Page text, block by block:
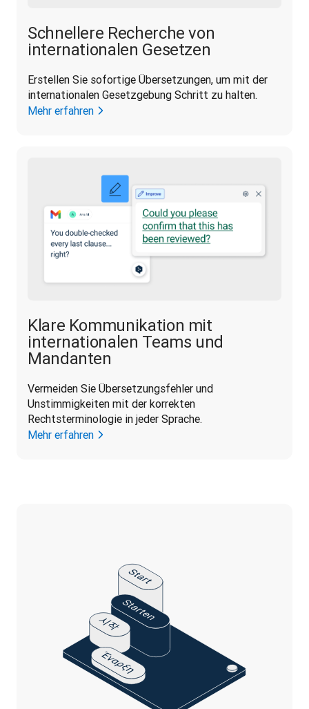
Schnellere Recherche von
internationalen Gesetzen
Erstellen Sie sofortige Übersetzungen, um mit der
internationalen Gesetzgebung Schritt zu halten.
Mehr erfahren
Klare Kommunikation mit
internationalen Teams und
Mandanten
Vermeiden Sie Übersetzungsfehler und
Unstimmigkeiten mit der korrekten
Rechtsterminologie in jeder Sprache.
Mehr erfahren